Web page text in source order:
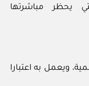
يحظر مباشرتها
ويعمل به اعتبارا